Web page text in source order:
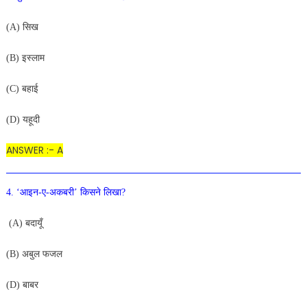
(A) सिख
(B) इस्लाम
(C) बहाई
(D) यहूदी
ANSWER :- A
4. ‘आइन-ए-अकबरी’ किसने लिखा?
(A) बदायूँ
(B) अबुल फजल
(D) बाबर